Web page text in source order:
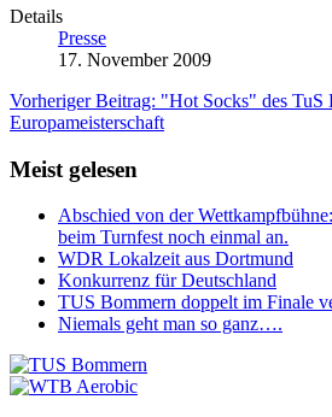
Details
Presse
17. November 2009
Vorheriger Beitrag: "Hot Socks" des TuS
Europameisterschaft
Meist gelesen
Abschied von der
beim Turnfest noch einmal an.
WDR Lokalzeit aus Dortmund
Konkurrenz für Deutschland
TUS Bommern doppelt im Finale
Niemals geht man so ganz….